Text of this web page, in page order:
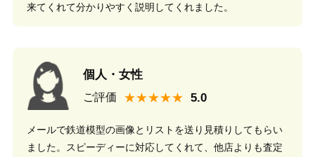
来てくれて分かりやすく説明してくれました。
個人・女性
ご評価 ★★★★★
メールで鉄道模型の画像とリストを送り見積りしてもらい
ました。スピーディーに対応してくれて、他店よりも査定